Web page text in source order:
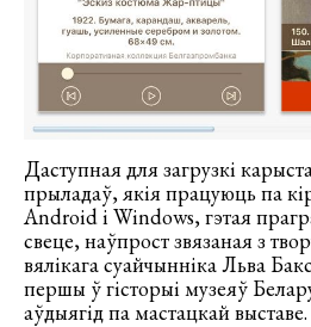
Даступная для загрузкі
прыладаў, якія працуюць па
Android і Windows, гэтая
свеце, наўпрост звязаная з
вялікага суайчынніка Льва
першы ў гісторыі музеяў
аўдыягід па мастацкай выставе.